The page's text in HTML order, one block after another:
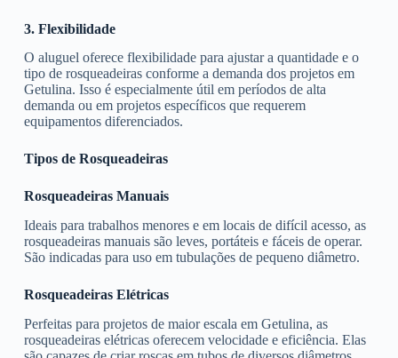
3. Flexibilidade
O aluguel oferece flexibilidade para ajustar a quantidade e o
tipo de rosqueadeiras conforme a demanda dos projetos em
Getulina. Isso é especialmente útil em períodos de alta
demanda ou em projetos específicos que requerem
equipamentos diferenciados.
Tipos de Rosqueadeiras
Rosqueadeiras Manuais
Ideais para trabalhos menores e em locais de difícil acesso, as
rosqueadeiras manuais são leves, portáteis e fáceis de operar.
São indicadas para uso em tubulações de pequeno diâmetro.
Rosqueadeiras Elétricas
Perfeitas para projetos de maior escala em Getulina, as
rosqueadeiras elétricas oferecem velocidade e eficiência. Elas